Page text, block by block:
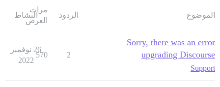
الموضوع الردود
مرات
العرض
النشاط
Sorry, there was an error
upgrading Discourse
Support
2
570
26 نوفمبر
2022